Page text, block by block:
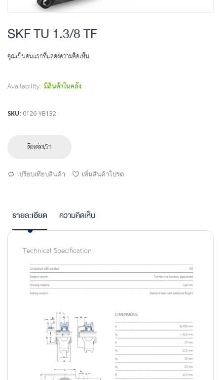
SKF TU 1.3/8 TF
คุณเป็นคนแรกที่แสดงความคิดเห็น
Availability: มีสินค้าในคลัง
SKU 0126-YB132
ติดต่อเรา
เปรียบเทียบสินค้า เพิ่มสินค้าโปรด
รายละเอียด
Technical Specification
ความคิดเห็น